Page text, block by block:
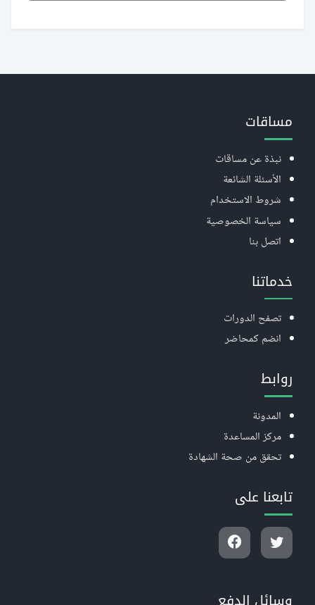
مساقات
نبذة عن مساقات
الأسئلة الشائعة
شروط الاستخدام
سياسة الخصوصية
اتصل بنا
خدماتنا
تصفح الدورات
انضم كمحاضر
روابط
المدونة
مركز المساعدة
تحقق من صحة الشهادة
تابعنا على